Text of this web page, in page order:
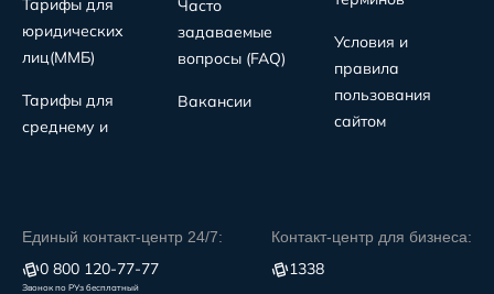
Тарифы для
юридических
лиц(MMБ)
Тарифы для
среднему и
Часто
задаваемые
вопросы (FAQ)
Вакансии
Условия и
правила
пользования
сайтом
Единый контакт-центр 24/7:
0 800 120-77-77
Звонок по РУз бесплатный
Контакт-центр для бизнеса:
1338